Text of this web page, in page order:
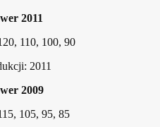
2011
110, 100, 90
2011
2009
105, 95, 85